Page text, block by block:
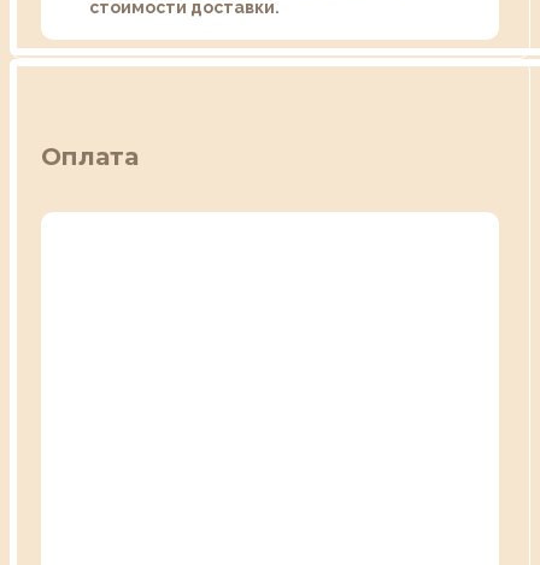
стоимости доставки.
Оплата